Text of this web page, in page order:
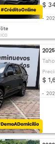
$
-
$
-